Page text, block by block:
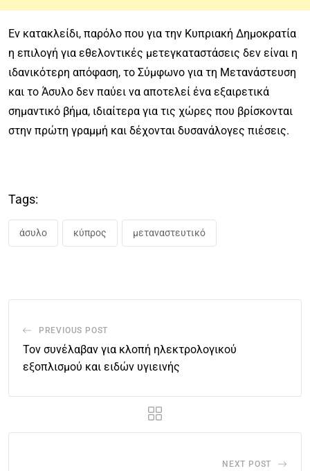
Εν κατακλείδι, παρόλο που για την Κυπριακή Δημοκρατία
η επιλογή για εθελοντικές μετεγκαταστάσεις δεν είναι η
ιδανικότερη απόφαση, το Σύμφωνο για τη Μετανάστευση
και το Άσυλο δεν παύει να αποτελεί ένα εξαιρετικά
σημαντικό βήμα, ιδιαίτερα για τις χώρες που βρίσκονται
στην πρώτη γραμμή και δέχονται δυσανάλογες πιέσεις.
Tags:
άσυλο κύπρος μεταναστευτικό
PREVIOUS POST
Τον συνέλαβαν για κλοπή ηλεκτρολογικού
εξοπλισμού και ειδών υγιεινής
NEXT POST